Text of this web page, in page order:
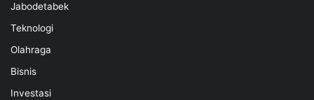
Jabodetabek
Teknologi
Olahraga
Bisnis
Investasi